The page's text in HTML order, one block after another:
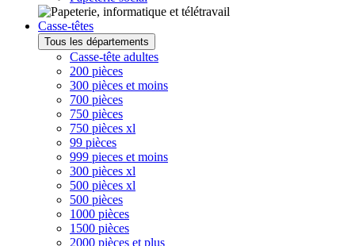
Casse-têtes
Tous les départements
Casse-tête adultes
200 pièces
300 pièces et moins
700 pièces
750 pièces
750 pièces xl
99 pièces
999 pieces et moins
300 pièces xl
500 pièces xl
500 pièces
1000 pièces
1500 pièces
2000 pièces et plus